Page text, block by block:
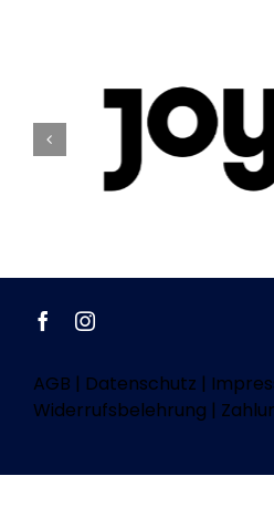
AGB | Datenschutz |
Widerrufsbelehrung |